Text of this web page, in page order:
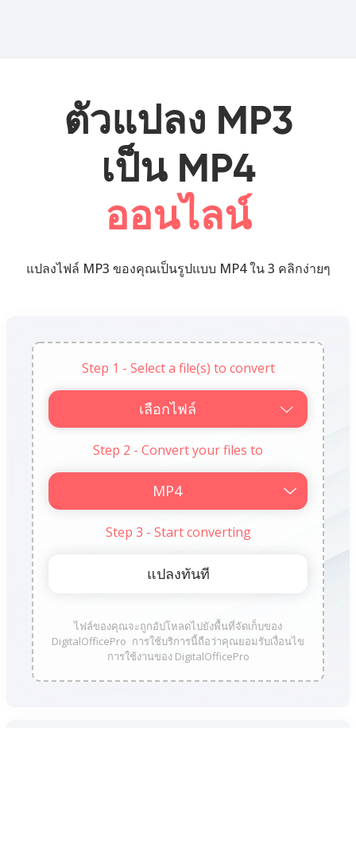
ตัวแปลง MP3
เป็น MP4
ออนไลน์
แปลงไฟล์ MP3 ของคุณเป็นรูปแบบ MP4 ใน 3 คลิกง่ายๆ
Step 1 - Select a file(s) to convert
เลือกไฟล์
Step 2 - Convert your files to
Step 3 - Start converting
ไฟล์ของคุณจะถูกอัปโหลดไปยังพื้นที่จัดเก็บของ
DigitalOfficePro การใช้บริการนี้ถือว่าคุณยอมรับเงื่อนไข
การใช้งานของ DigitalOfficePro